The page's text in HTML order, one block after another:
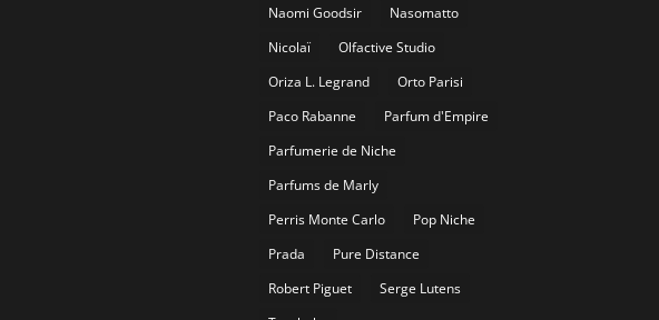
Naomi Goodsir
Nasomatto
Nicolaï
Olfactive Studio
Oriza L. Legrand
Orto Parisi
Paco Rabanne
Parfum d'Empire
Parfumerie de Niche
Parfums de Marly
Perris Monte Carlo
Pop Niche
Prada
Pure Distance
Robert Piguet
Serge Lutens